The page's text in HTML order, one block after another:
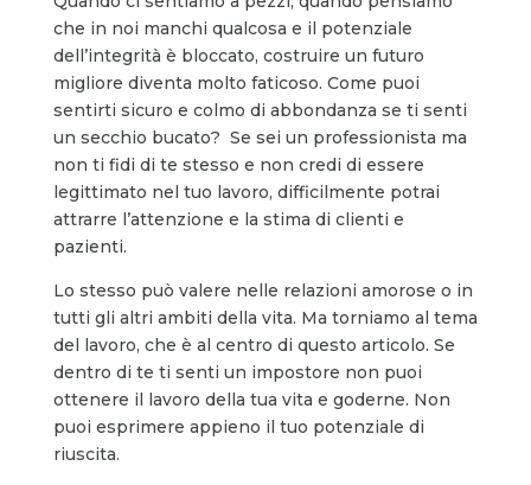
che in noi manchi qualcosa e il potenziale
dell’integrità è bloccato, costruire un futuro
migliore diventa molto faticoso. Come puoi
sentirti sicuro e colmo di abbondanza se ti senti
un secchio bucato? Se sei un professionista ma
non ti fidi di te stesso e non credi di essere
legittimato nel tuo lavoro, difficilmente potrai
attrarre l’attenzione e la stima di clienti e
pazienti.
Lo stesso può valere nelle relazioni amorose o in
tutti gli altri ambiti della vita. Ma torniamo al tema
del lavoro, che è al centro di questo articolo. Se
dentro di te ti senti un impostore non puoi
ottenere il lavoro della tua vita e goderne. Non
puoi esprimere appieno il tuo potenziale di
riuscita.